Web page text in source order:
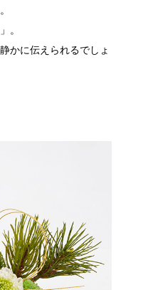
。
かに伝えられるでしょ